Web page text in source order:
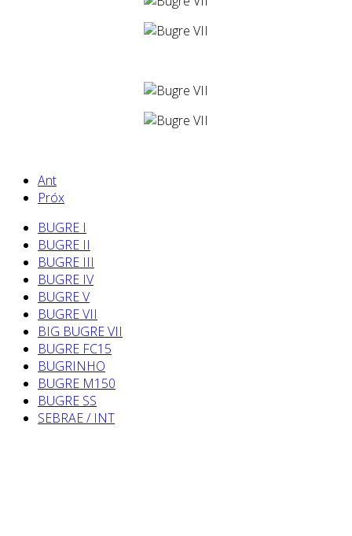
Ant
Próx
BUGRE I
BUGRE II
BUGRE III
BUGRE IV
BUGRE V
BUGRE VII
BIG BUGRE VII
BUGRE FC15
BUGRINHO
BUGRE M150
BUGRE SS
SEBRAE / INT